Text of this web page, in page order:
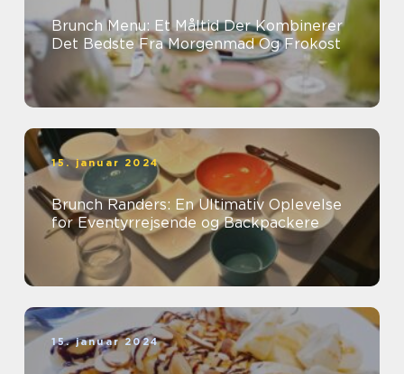
Brunch Menu: Et Måltid Der Kombinerer
Det Bedste Fra Morgenmad Og Frokost
15. januar 2024
Brunch Randers: En Ultimativ Oplevelse
for Eventyrrejsende og Backpackere
15. januar 2024